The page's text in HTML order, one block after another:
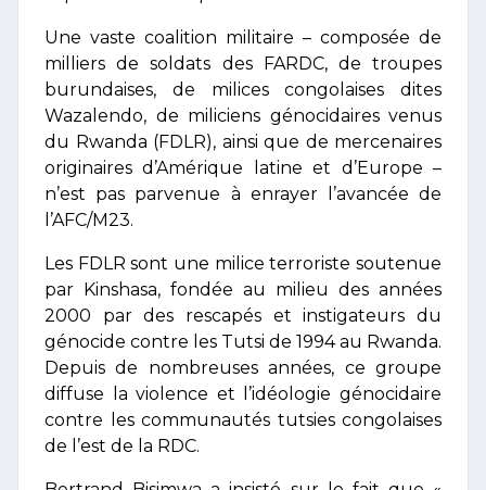
Une vaste coalition militaire – composée de
milliers de soldats des FARDC, de troupes
burundaises, de milices congolaises dites
Wazalendo, de miliciens génocidaires venus
du Rwanda (FDLR), ainsi que de mercenaires
originaires d’Amérique latine et d’Europe –
n’est pas parvenue à enrayer l’avancée de
l’AFC/M23.
Les FDLR sont une milice terroriste soutenue
par Kinshasa, fondée au milieu des années
2000 par des rescapés et instigateurs du
génocide contre les Tutsi de 1994 au Rwanda.
Depuis de nombreuses années, ce groupe
diffuse la violence et l’idéologie génocidaire
contre les communautés tutsies congolaises
de l’est de la RDC.